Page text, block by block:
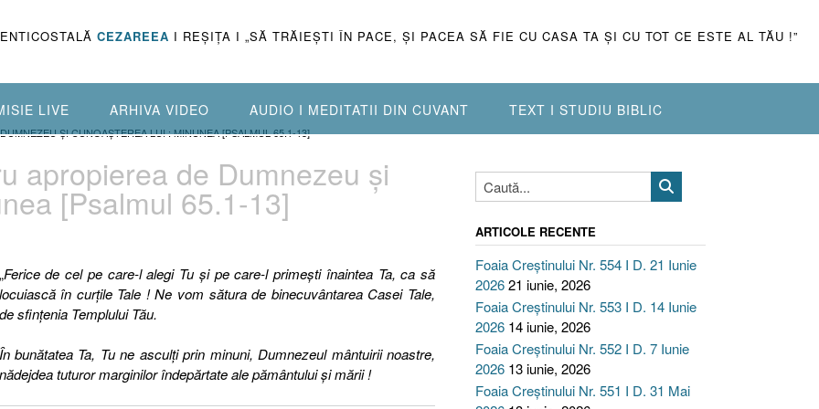
CEZAREEA I REŞIŢA I „SĂ TRĂIEŞTI ÎN PACE, ŞI PACEA SĂ FIE CU CASA TA ŞI CU TOT CE ESTE AL TĂU !”
LIVE ARHIVA VIDEO AUDIO I MEDITATII DIN CUVANT TEXT I STUDIU BIBLIC
ŞI CUNOAŞTEREA LUI : MINUNEA [PSALMUL 65.1-13]
apropierea de Dumnezeu şi
[Psalmul 65.1-13]
„Ferice de cel pe care-l alegi Tu şi pe care-l primeşti înaintea Ta, ca să
locuiască în curţile Tale ! Ne vom sătura de binecuvântarea Casei Tale,
de sfinţenia Templului Tău.
În bunătatea Ta, Tu ne asculţi prin minuni, Dumnezeul mântuirii noastre,
nădejdea tuturor marginilor îndepărtate ale pământului şi mării !
ARTICOLE RECENTE
Foaia Creștinului Nr. 554 I D. 21 Iunie
202621 iunie, 2026
Foaia Creștinului Nr. 553 I D. 14 Iunie
2026 14 iunie, 2026
Foaia Creștinului Nr. 552 I D. 7 Iunie
2026 13 iunie, 2026
Foaia Creștinului Nr. 551 I D. 31 Mai